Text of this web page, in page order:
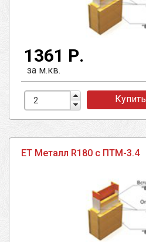
1361 Р.
за м.кв.
Купить
ЕТ Металл R180 с ПТМ-3.4